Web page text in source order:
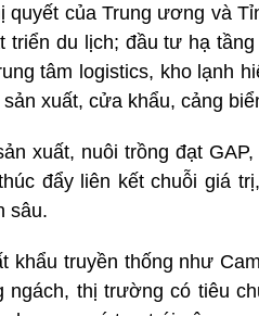
của Trung ương và
du lịch; đầu tư hạ
tâm logistics, kho lạnh
xuất, cửa khẩu, cảng
xuất, nuôi trồng đạt
đẩy liên kết chuỗi giá
sâu.
truyền thống như
thị trường có tiêu